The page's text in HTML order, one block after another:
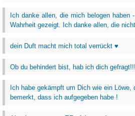
Ich danke allen, die mich belogen haben
Wahrheit gezeigt. Ich danke allen, die
dein Duft macht mich total verrückt ♥
Ob du behindert bist, hab ich dich gefragt!!!
Ich habe gekämpft um Dich wie ein
bemerkt, dass ich aufgegeben habe !